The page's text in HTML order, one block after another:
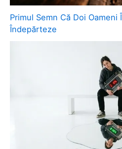
Primul Semn Că Doi Oameni
Îndepărteze